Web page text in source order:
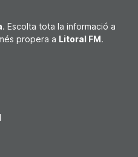
. Escolta tota la informació a
propera a Litoral FM.